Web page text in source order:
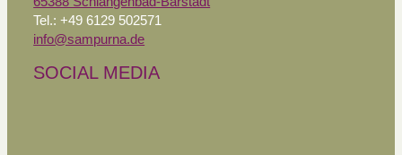
Tel.: +49 6129 502571
info@sampurna.de
SOCIAL MEDIA